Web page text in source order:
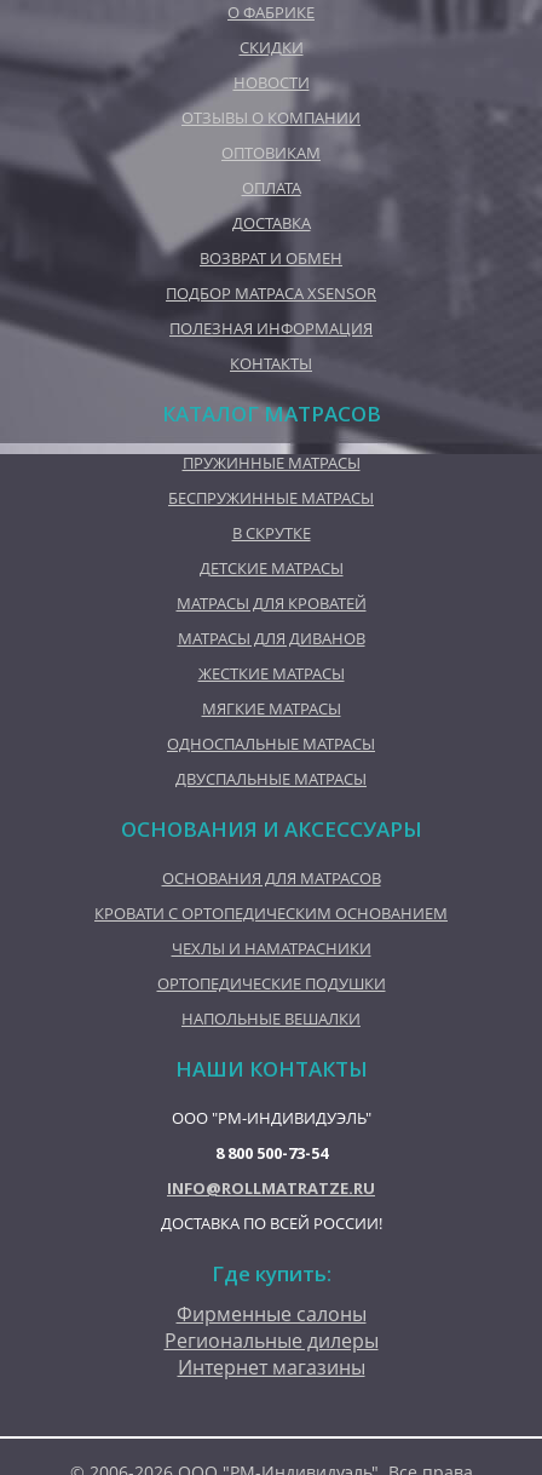
О ФАБРИКЕ
СКИДКИ
НОВОСТИ
ОТЗЫВЫ О КОМПАНИИ
ОПТОВИКАМ
ОПЛАТА
ДОСТАВКА
ВОЗВРАТ И ОБМЕН
ПОДБОР МАТРАСА XSENSOR
ПОЛЕЗНАЯ ИНФОРМАЦИЯ
КОНТАКТЫ
КАТАЛОГ МАТРАСОВ
ПРУЖИННЫЕ МАТРАСЫ
БЕСПРУЖИННЫЕ МАТРАСЫ
В СКРУТКЕ
ДЕТСКИЕ МАТРАСЫ
МАТРАСЫ ДЛЯ КРОВАТЕЙ
МАТРАСЫ ДЛЯ ДИВАНОВ
ЖЕСТКИЕ МАТРАСЫ
МЯГКИЕ МАТРАСЫ
ОДНОСПАЛЬНЫЕ МАТРАСЫ
ДВУСПАЛЬНЫЕ МАТРАСЫ
ОСНОВАНИЯ И АКСЕССУАРЫ
ОСНОВАНИЯ ДЛЯ МАТРАСОВ
КРОВАТИ С ОРТОПЕДИЧЕСКИМ ОСНОВАНИЕМ
ЧЕХЛЫ И НАМАТРАСНИКИ
ОРТОПЕДИЧЕСКИЕ ПОДУШКИ
НАПОЛЬНЫЕ ВЕШАЛКИ
НАШИ КОНТАКТЫ
ООО "РМ-ИНДИВИДУЭЛЬ"
8 800 500-73-54
INFO@ROLLMATRATZE.RU
ДОСТАВКА ПО ВСЕЙ РОССИИ!
Где купить:
Фирменные салоны
Региональные дилеры
Интернет магазины